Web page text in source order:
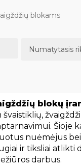
blokams
blokų
Šioje
nuėmėjus
ir tiksliai atlikti
darbus.